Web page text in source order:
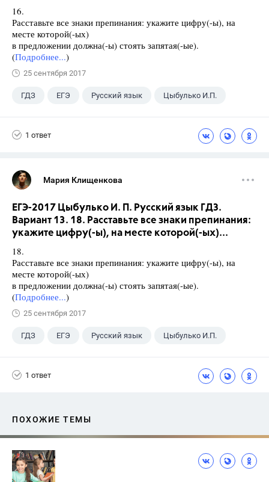
16.
Расставьте все знаки препинания: укажите цифру(-ы), на
месте которой(-ых)
в предложении должна(-ы) стоять запятая(-ые).
(Подробнее...)
25 сентября 2017
ГДЗ ЕГЭ Русский язык Цыбулько И.П.
1 ответ
Мария Клищенкова
ЕГЭ-2017 Цыбулько И. П. Русский язык ГДЗ.
Вариант 13. 18. Расставьте все знаки препинания:
укажите цифру(-ы), на месте которой(-ых)...
18.
Расставьте все знаки препинания: укажите цифру(-ы), на
месте которой(-ых)
в предложении должна(-ы) стоять запятая(-ые).
(Подробнее...)
25 сентября 2017
ГДЗ ЕГЭ Русский язык Цыбулько И.П.
1 ответ
ПОХОЖИЕ ТЕМЫ